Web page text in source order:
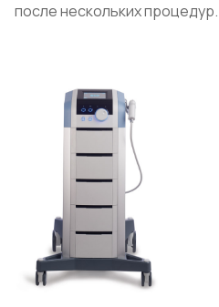
после нескольких процедур.